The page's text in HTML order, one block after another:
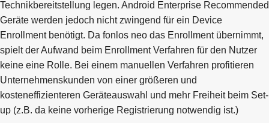
Technikbereitstellung legen. Android Enterprise Recommended
Geräte werden jedoch nicht zwingend für ein Device
Enrollment benötigt. Da fonlos neo das Enrollment übernimmt,
spielt der Aufwand beim Enrollment Verfahren für den Nutzer
keine eine Rolle. Bei einem manuellen Verfahren profitieren
Unternehmenskunden von einer größeren und
kosteneffizienteren Geräteauswahl und mehr Freiheit beim Set-
up (z.B. da keine vorherige Registrierung notwendig ist.)